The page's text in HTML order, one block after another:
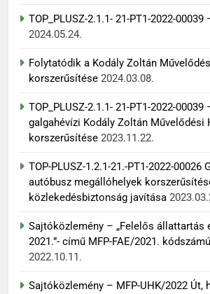
TOP_PLUSZ-2.1.1- 21-PT1-2022-
2024.05.24.
Folytatódik a Kodály Zoltán
korszerűsítése 2024.03.08.
TOP_PLUSZ-2.1.1- 21-PT1-2022-
galgahévízi Kodály Zoltán Művelődési
korszerűsítése 2023.11.22.
TOP-PLUSZ-1.2.1-21.-PT1-2022-00026
autóbusz megállóhelyek
közlekedésbiztonság javítása
Sajtóközlemény – „Felelős állattartás
2021.”- című MFP-FAE/2021.
2022.10.11.
Sajtóközlemény – MFP-UHK/2022 Út,